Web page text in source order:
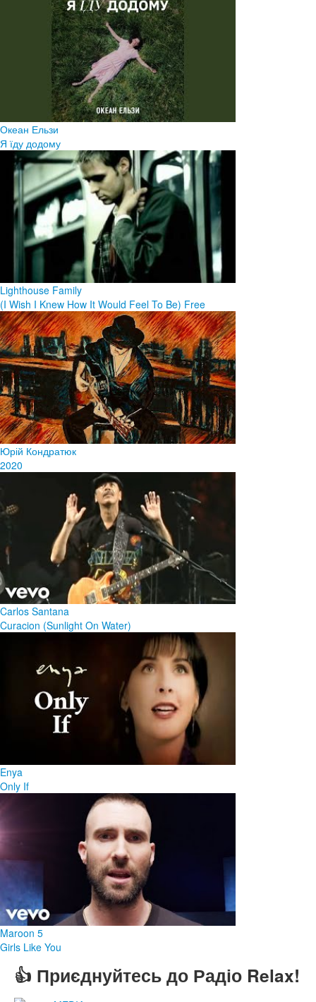
Океан Ельзи
Я їду додому
Lighthouse Family
(I Wish I Knew How It Would Feel To Be) Free
Юрій Кондратюк
2020
Carlos Santana
Curacion (Sunlight On Water)
Enya
Only If
Maroon 5
Girls Like You
👍 Приєднуйтесь до Радіо Relax!